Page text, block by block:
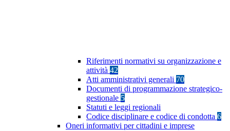
Riferimenti normativi su organizzazione e
attività 42
Atti amministrativi generali 70
Documenti di programmazione strategico-
gestionale 5
Statuti e leggi regionali
Codice disciplinare e codice di condotta 6
Oneri informativi per cittadini e imprese